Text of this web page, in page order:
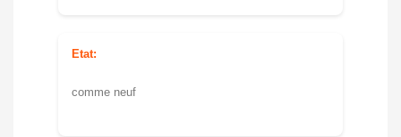
Etat:
comme neuf